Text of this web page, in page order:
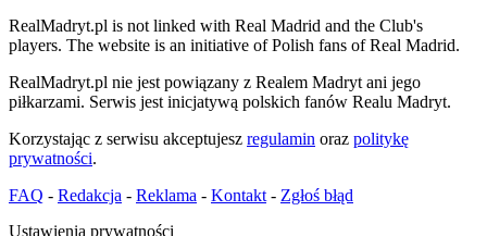
RealMadryt.pl is not linked with Real Madrid and the Club's
players. The website is an initiative of Polish fans of Real Madrid.
RealMadryt.pl nie jest powiązany z Realem Madryt ani jego
piłkarzami. Serwis jest inicjatywą polskich fanów Realu Madryt.
Korzystając z serwisu akceptujesz regulamin oraz politykę
prywatności.
FAQ - Redakcja - Reklama - Kontakt - Zgłoś błąd
Ustawienia prywatności